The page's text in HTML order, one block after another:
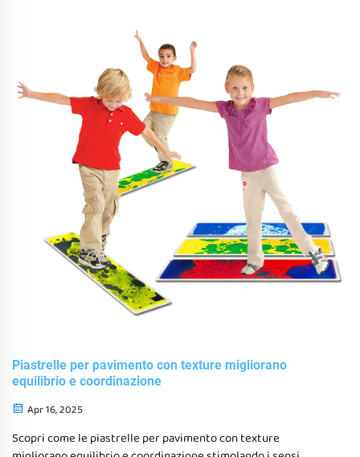
Piastrelle per pavimento con texture migliorano
equilibrio e coordinazione
Apr 16, 2025
Scopri come le piastrelle per pavimento con texture